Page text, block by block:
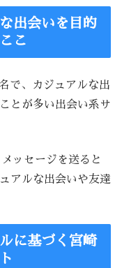
出会いを目的
こ
で、カジュアルな出
とが多い出会い系サ
ッセージを送ると
アルな出会いや友達
に基づく宮崎